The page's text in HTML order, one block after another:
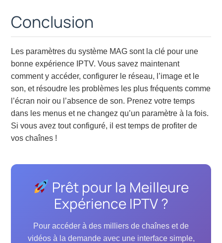
Conclusion
Les paramètres du système MAG sont la clé pour une
bonne expérience IPTV. Vous savez maintenant
comment y accéder, configurer le réseau, l’image et le
son, et résoudre les problèmes les plus fréquents comme
l’écran noir ou l’absence de son. Prenez votre temps
dans les menus et ne changez qu’un paramètre à la fois.
Si vous avez tout configuré, il est temps de profiter de
vos chaînes !
Prêt pour la Meilleure
Expérience IPTV ?
Pour accéder à des milliers de chaînes et de
vidéos à la demande avec une interface simple,